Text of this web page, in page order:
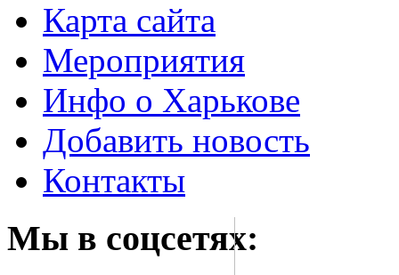
Карта сайта
Мероприятия
Инфо о Харькове
Добавить новость
Контакты
Мы в соцсетях: